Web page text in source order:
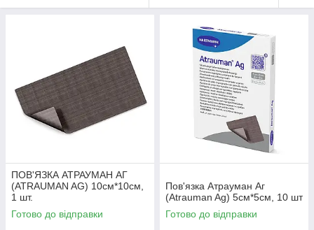
ПОВ'ЯЗКА АТРАУМАН AГ
(ATRAUMAN AG) 10см*10см,
1 шт.
Готово до відправки
Пов'язка Атрауман Aг
(Atrauman Ag) 5см*5см, 10 шт
Готово до відправки